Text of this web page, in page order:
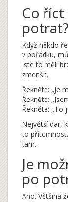
Co
potrat?
Když někdo
v pořádku,
jste to měli
zmenšit.
Řekněte: „Je
Řekněte:
Řekněte: „To
Největší dar,
to
tam.
Je
po
Ano. Většina